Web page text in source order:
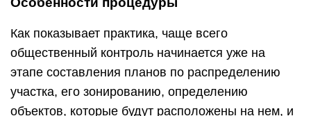
Как показывает практика, чаще всего
общественный контроль начинается уже на
этапе составления планов по распределению
участка, его зонированию, определению
объектов, которые будут расположены на нем, и